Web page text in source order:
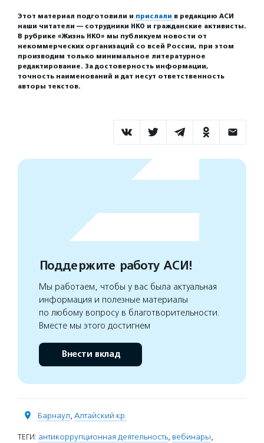
Этот материал подготовили и прислали в редакцию АСИ
наши читатели — сотрудники НКО и гражданские активисты.
В рубрике «Жизнь НКО» мы публикуем новости от
некоммерческих организаций со всей России, при этом
производим только минимальное литературное
редактирование. За достоверность информации,
точность наименований и дат несут ответственность
авторы текстов.
Поддержите работу АСИ!
Мы работаем, чтобы у вас была актуальная
информация и полезные материалы
по любому вопросу в благотворительности.
Вместе мы этого достигнем
Внести вклад
Барнаул, Алтайский кр.
ТЕГИ: антикоррупционная деятельность, вебинары,